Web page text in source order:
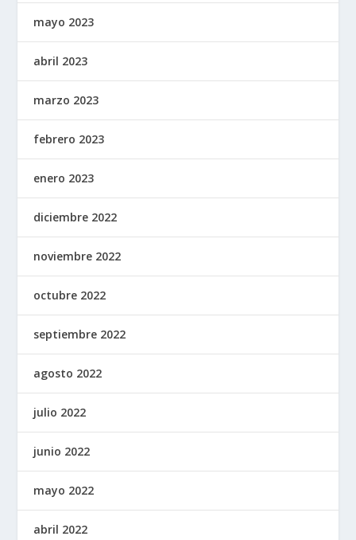
mayo 2023
abril 2023
marzo 2023
febrero 2023
enero 2023
diciembre 2022
noviembre 2022
octubre 2022
septiembre 2022
agosto 2022
julio 2022
junio 2022
mayo 2022
abril 2022